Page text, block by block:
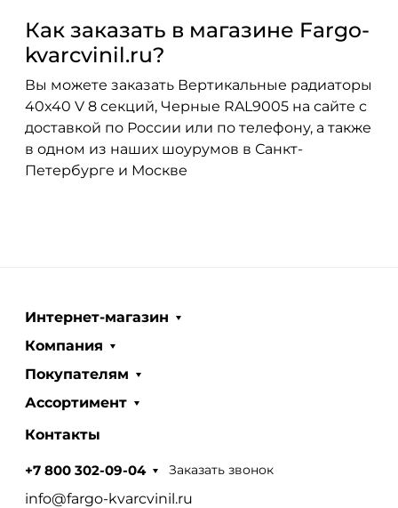
Как заказать в магазине Fargo-
kvarcvinil.ru?
Вы можете заказать Вертикальные радиаторы
40x40 V 8 секций, Черные RAL9005 на сайте с
доставкой по России или по телефону, а также
в одном из наших шоурумов в Санкт-
Петербурге и Москве
Интернет-магазин
Компания
Покупателям
Ассортимент
Контакты
+7 800 302-09-04 Заказать звонок
info@fargo-kvarcvinil.ru